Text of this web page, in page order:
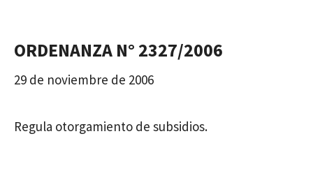
ORDENANZA N° 2327/2006
29 de noviembre de 2006
Regula otorgamiento de subsidios.